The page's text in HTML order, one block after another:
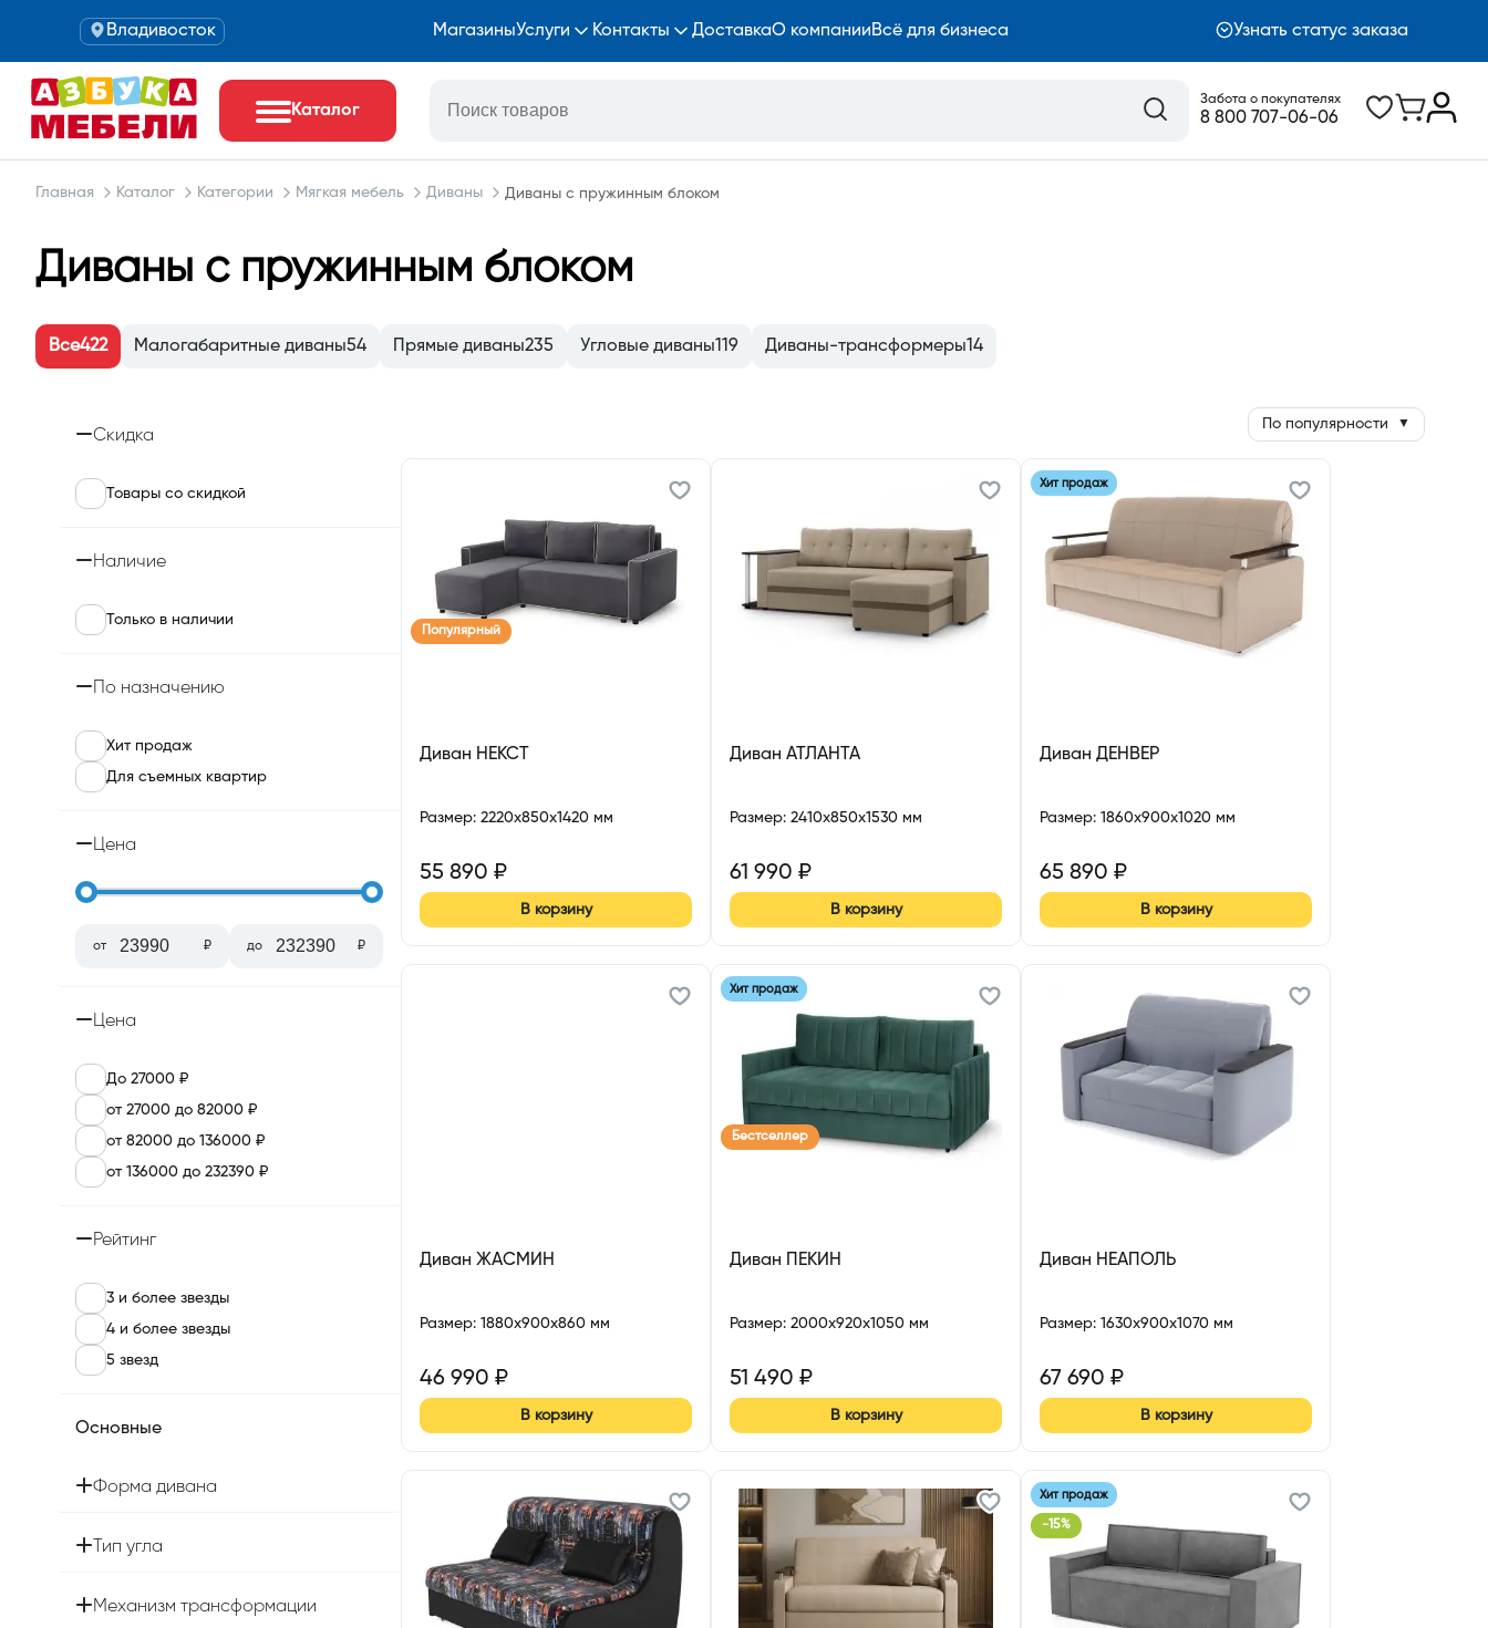
Владивосток МагазиныУслуги Контакты ДоставкаО компанииВсё для бизнеса Узнать статус заказа
Каталог
Забота о покупателях
8 800 707-06-06
Главная Каталог Категории Мягкая мебель Диваны Диваны с пружинным блоком
Диваны с пружинным блоком
Все422 Малогабаритные диваны54 Прямые диваны235 Угловые диваны119 Диваны-трансформеры14
Скидка
Товары со скидкой
Наличие
Только в наличии
По назначению
Хит продаж
Для съемных квартир
Цена
от ₽ до ₽
Цена
До 27000 ₽
от 27000 до 82000 ₽
от 82000 до 136000 ₽
от 136000 до 232390 ₽
Рейтинг
3 и более звезды
4 и более звезды
5 звезд
Основные
Форма дивана
Тип угла
Механизм трансформации
По популярности ▼
Популярный
Диван НЕКСТ
Размер: 2220x850x1420 мм
55 890 ₽
В корзину
Диван АТЛАНТА
Размер: 2410x850x1530 мм
61 990 ₽
В корзину
Хит продаж
Диван ДЕНВЕР
Размер: 1860x900x1020 мм
65 890 ₽
В корзину
Диван ЖАСМИН
Размер: 1880x900x860 мм
46 990 ₽
В корзину
Хит продаж
Бестселлер
Диван ПЕКИН
Размер: 2000x920x1050 мм
51 490 ₽
В корзину
Диван НЕАПОЛЬ
Размер: 1630x900x1070 мм
67 690 ₽
В корзину
Хит продаж
-15%